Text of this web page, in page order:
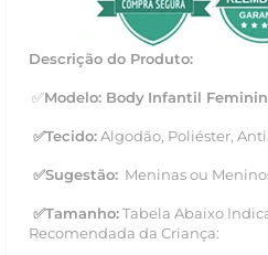
Descrição do Produto:
✅Modelo: Body Infantil
✅Tecido:Algodão, Poliéster,
✅Sugestão: Meninas ou
✅Tamanho:Tabela Abaixo
Recomendada da Criança: